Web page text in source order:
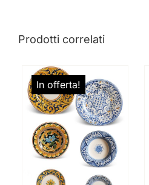
Prodotti correlati
In offerta!